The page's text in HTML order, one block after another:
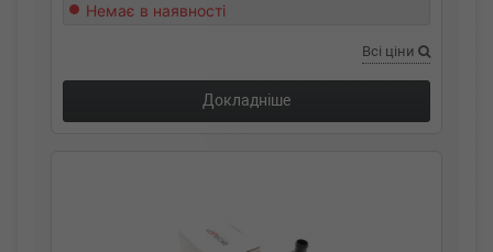
Немає в наявності
Всі ціни
Докладніше